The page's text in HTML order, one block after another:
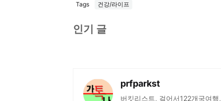
Tags 건강/라이프
인기 글
prfparkst
버킷리스트, 걸어서122개국여